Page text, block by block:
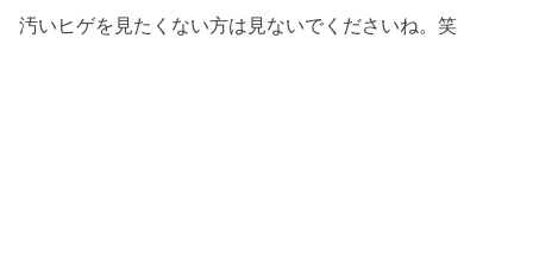
汚いヒゲを見たくない方は見ないでくださいね。笑